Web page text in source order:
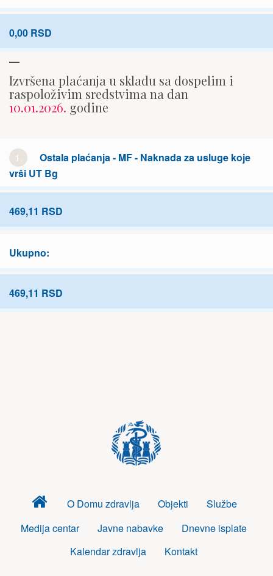
0,00 RSD
Izvršena plaćanja u skladu sa dospelim i
raspoloživim sredstvima na dan
10.01.2026. godine
1.
Ostala plaćanja - MF - Naknada za usluge koje
vrši UT Bg
469,11 RSD
Ukupno:
469,11 RSD
Dom
zdravlja
O Domu zdravlja Objekti
Službe
Medija centar
Javne nabavke
Dnevne isplate
Kalendar zdravlja
Kontakt